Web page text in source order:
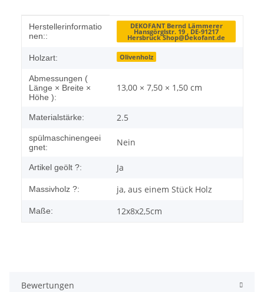
Produkteigenschaft
Wert
Herstellerinformatio
nen::
DEKOFANT Bernd Lämmerer
Hansgörglstr. 19 , DE-91217
Hersbruck Shop@Dekofant.de
Holzart: Olivenholz
Abmessungen (
Länge × Breite ×
Höhe ):
13,00 × 7,50 × 1,50 cm
Materialstärke: 2.5
spülmaschinengeei
gnet:
Nein
Artikel geölt ?: Ja
Massivholz ?: ja, aus einem Stück Holz
Maße: 12x8x2,5cm
Bewertungen